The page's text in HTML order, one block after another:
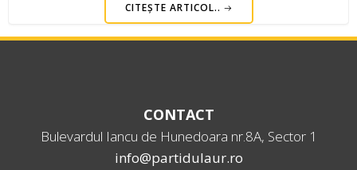
CITEȘTE ARTICOL..
CONTACT
Bulevardul Iancu de Hunedoara nr.8A, Sector 1
info@partidulaur.ro